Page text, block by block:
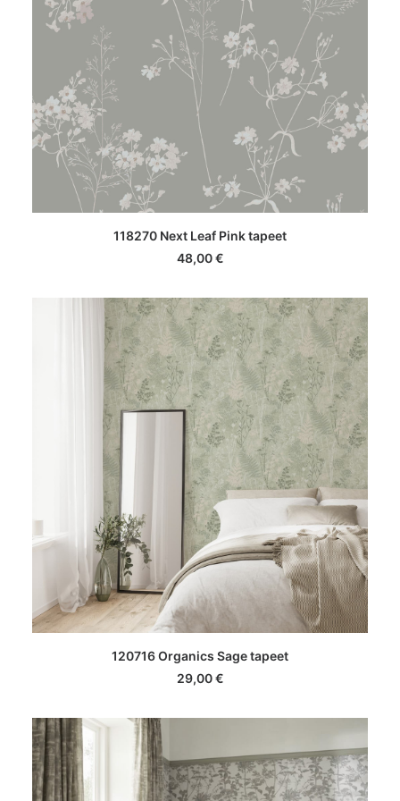
LISA KORVI
118270 Next Leaf Pink tapeet
48,00€
LISA KORVI
120716 Organics Sage tapeet
29,00€